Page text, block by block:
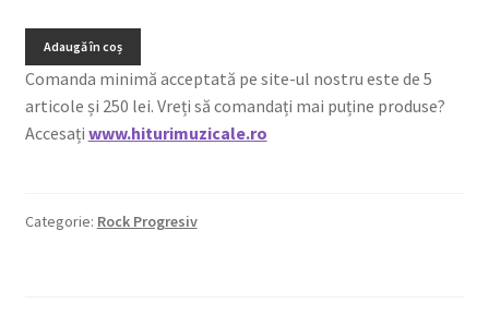
Adaugă în coș
Comanda minimă acceptată pe site-ul nostru este de 5
articole și 250 lei. Vreți să comandați mai puține produse?
Accesați www.hiturimuzicale.ro
Categorie: Rock Progresiv